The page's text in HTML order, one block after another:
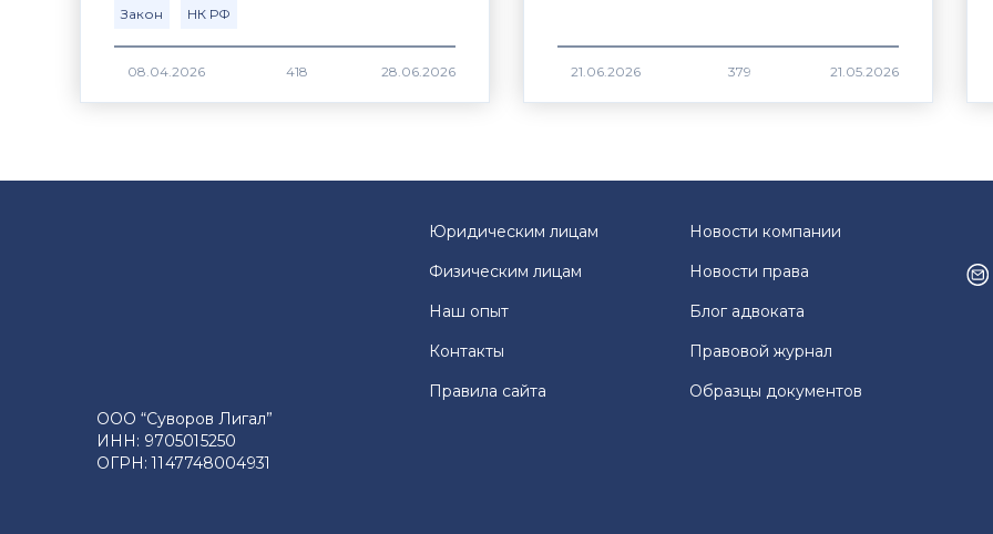
Закон НК РФ
418 379
ООО “Суворов Лигал”
ИНН: 9705015250
ОГРН: 1147748004931
Юридическим лицам
Новости компании
Физическим лицам
Новости права
Наш опыт
Блог адвоката
Контакты
Правовой журнал
Правила сайта
Образцы документов